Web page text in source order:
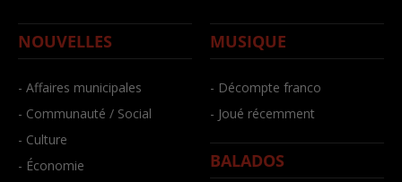
NOUVELLES
- Affaires municipales
- Communauté / Social
- Culture
- Économie
MUSIQUE
- Décompte franco
- Joué récemment
BALADOS